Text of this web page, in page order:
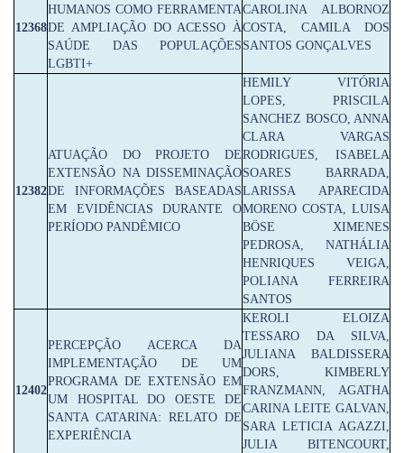
12368
HUMANOS COMO FERRAMENTA
DE AMPLIAÇÃO DO ACESSO À
SAÚDE DAS POPULAÇÕES
LGBTI+
CAROLINA ALBORNOZ
COSTA, CAMILA DOS
SANTOS GONÇALVES
12382
ATUAÇÃO DO PROJETO DE
EXTENSÃO NA DISSEMINAÇÃO
DE INFORMAÇÕES BASEADAS
EM EVIDÊNCIAS DURANTE O
PERÍODO PANDÊMICO
HEMILY VITÓRIA
LOPES, PRISCILA
SANCHEZ BOSCO, ANNA
CLARA VARGAS
RODRIGUES, ISABELA
SOARES BARRADA,
LARISSA APARECIDA
MORENO COSTA, LUISA
BÖSE XIMENES
PEDROSA, NATHÁLIA
HENRIQUES VEIGA,
POLIANA FERREIRA
SANTOS
12402
PERCEPÇÃO ACERCA DA
IMPLEMENTAÇÃO DE UM
PROGRAMA DE EXTENSÃO EM
UM HOSPITAL DO OESTE DE
SANTA CATARINA: RELATO DE
EXPERIÊNCIA
KEROLI ELOIZA
TESSARO DA SILVA,
JULIANA BALDISSERA
DORS, KIMBERLY
FRANZMANN, AGATHA
CARINA LEITE GALVAN,
SARA LETICIA AGAZZI,
JULIA BITENCOURT,